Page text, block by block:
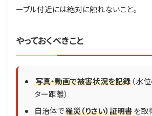
ーブル付近には絶対に触れないこと。
やっておくべきこと
写真・動画で被害状況を記録 （水
ター距離）
自治体で罹災（りさい）証明書を取